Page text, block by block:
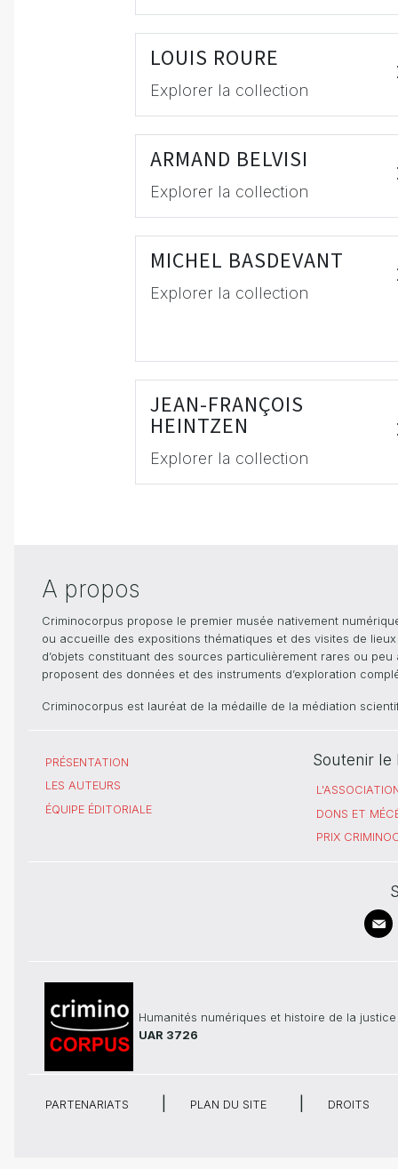
LOUIS ROURE
Explorer la collection
ARMAND BELVISI
Explorer la collection
MICHEL BASDEVANT
Explorer la collection
JEAN-FRANÇOIS
HEINTZEN
Explorer la collection
A propos
Criminocorpus propose le premier musée nativement
ou accueille des expositions thématiques et des visites de
d’objets constituant des sources particulièrement rares ou
proposent des données et des instruments d’exploration
Criminocorpus est lauréat de la médaille de la médiation
PRÉSENTATION
LES AUTEURS
ÉQUIPE ÉDITORIALE
Soutenir le
DONS ET
PRIX
Humanités numériques et histoire de la justice
UAR 3726
PARTENARIATS PLAN DU SITE DROITS